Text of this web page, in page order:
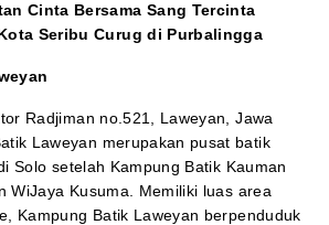
Cinta Bersama Sang Tercinta
Seribu Curug di Purbalingga
Radjiman no.521, Laweyan, Jawa
Laweyan merupakan pusat batik
Solo setelah Kampung Batik Kauman
WiJaya Kusuma. Memiliki luas area
Kampung Batik Laweyan berpenduduk